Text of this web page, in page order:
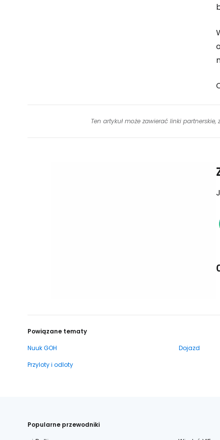
Ten artykuł może zawierać linki
Powiązane tematy
Nuuk GOH
Dojazd
Przyloty i odloty
Popularne przewodniki